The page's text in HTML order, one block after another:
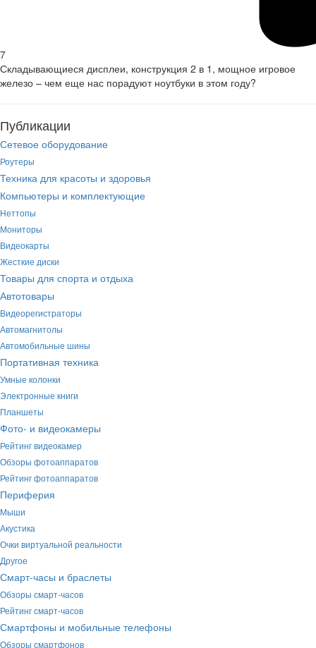
7
Складывающиеся дисплеи, конструкция 2 в 1, мощное игровое
железо – чем еще нас порадуют ноутбуки в этом году?
Публикации
Сетевое оборудование
Роутеры
Техника для красоты и здоровья
Компьютеры и комплектующие
Неттопы
Мониторы
Видеокарты
Жесткие диски
Товары для спорта и отдыха
Автотовары
Видеорегистраторы
Автомагнитолы
Автомобильные шины
Портативная техника
Умные колонки
Электронные книги
Планшеты
Фото- и видеокамеры
Рейтинг видеокамер
Обзоры фотоаппаратов
Рейтинг фотоаппаратов
Периферия
Мыши
Акустика
Очки виртуальной реальности
Другое
Смарт-часы и браслеты
Обзоры смарт-часов
Рейтинг смарт-часов
Смартфоны и мобильные телефоны
Обзоры смартфонов